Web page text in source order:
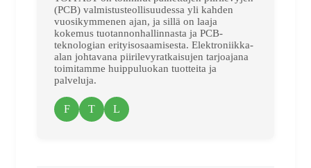
(PCB) valmistusteollisuudessa yli kahden
vuosikymmenen ajan, ja sillä on laaja
kokemus tuotannonhallinnasta ja PCB-
teknologian erityisosaamisesta. Elektroniikka-
alan johtavana piirilevyratkaisujen tarjoajana
toimitamme huippuluokan tuotteita ja
palveluja.
F T L